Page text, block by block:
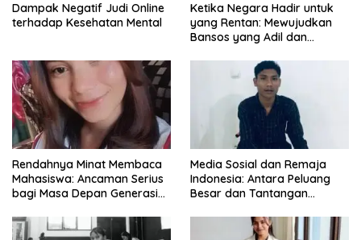
Dampak Negatif Judi Online
terhadap Kesehatan Mental
Ketika Negara Hadir untuk
yang Rentan: Mewujudkan
Bansos yang Adil dan
Rendahnya Minat Membaca
Mahasiswa: Ancaman Serius
bagi Masa Depan Generasi
Media Sosial dan Remaja
Indonesia: Antara Peluang
Besar dan Tantangan